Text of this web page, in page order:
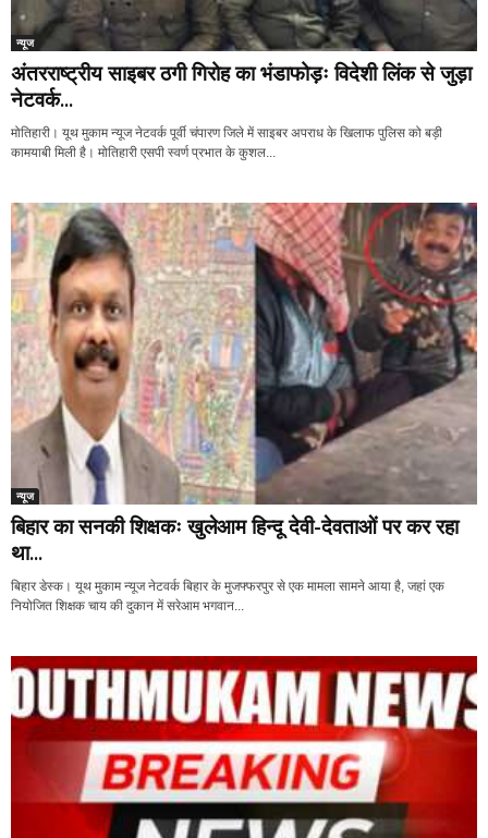
न्यूज
अंतरराष्ट्रीय साइबर ठगी गिरोह का भंडाफोड़ः विदेशी लिंक से जुड़ा
नेटवर्क...
मोतिहारी। यूथ मुकाम न्यूज नेटवर्क पूर्वी चंपारण जिले में साइबर अपराध के खिलाफ पुलिस को बड़ी
कामयाबी मिली है। मोतिहारी एसपी स्वर्ण प्रभात के कुशल...
न्यूज
बिहार का सनकी शिक्षकः खुलेआम हिन्दू देवी-देवताओं पर कर रहा
था...
बिहार डेस्क। यूथ मुकाम न्यूज नेटवर्क बिहार के मुजफ्फरपुर से एक मामला सामने आया है, जहां एक
नियोजित शिक्षक चाय की दुकान में सरेआम भगवान...